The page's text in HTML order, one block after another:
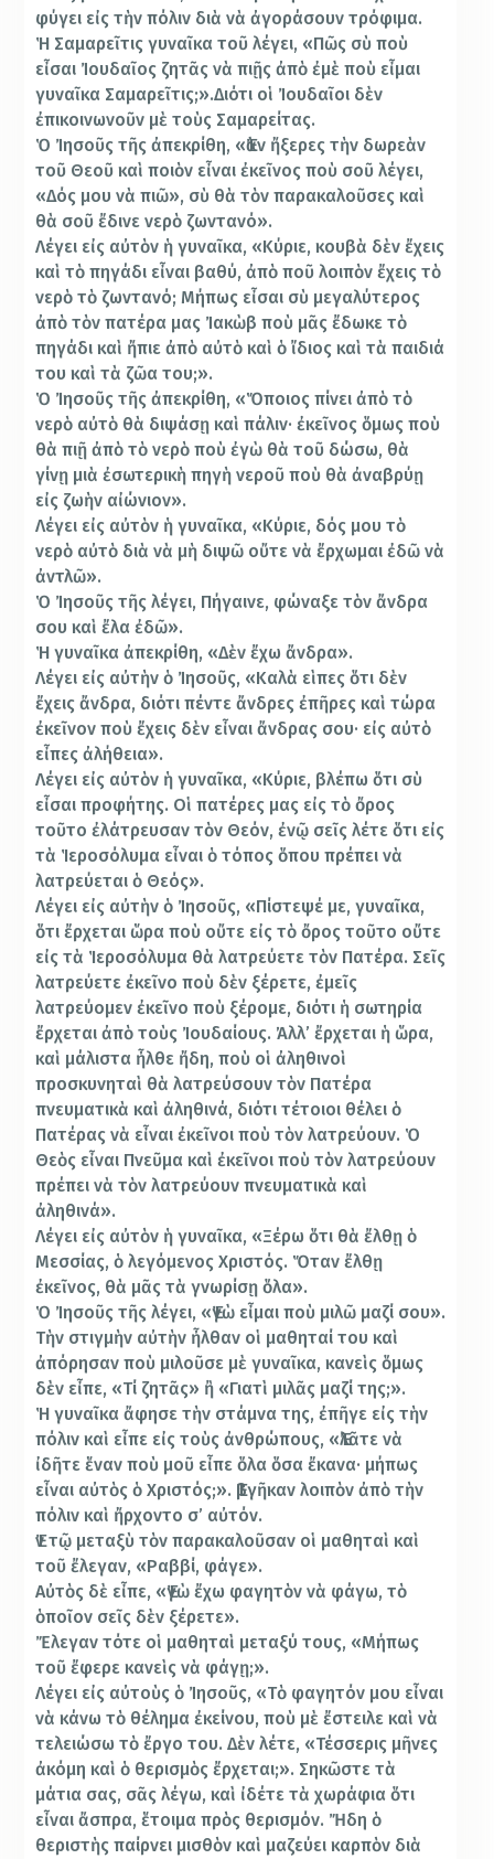
φύγει εἰς τὴν πόλιν διὰ νὰ ἀγοράσουν τρόφιμα.
Ἡ Σαμαρεῖτις γυναῖκα τοῦ λέγει, «Πῶς σὺ ποὺ
εἶσαι Ἰουδαῖος ζητᾶς νὰ πιῇς ἀπὸ ἐμὲ ποὺ εἶμαι
γυναῖκα Σαμαρεῖτις;».Διότι οἱ Ἰουδαῖοι δὲν
ἐπικοινωνοῦν μὲ τοὺς Σαμαρείτας.
Ὁ Ἰησοῦς τῆς ἀπεκρίθη, «Ἐὰν ἤξερες τὴν δωρεὰν
τοῦ Θεοῦ καὶ ποιὸν εἶναι ἐκεῖνος ποὺ σοῦ λέγει,
«Δός μου νὰ πιῶ», σὺ θὰ τὸν παρακαλοῦσες καὶ
θὰ σοῦ ἔδινε νερὸ ζωντανό».
Λέγει εἰς αὐτὸν ἡ γυναῖκα, «Κύριε, κουβὰ δὲν ἔχεις
καὶ τὸ πηγάδι εἶναι βαθύ, ἀπὸ ποῦ λοιπὸν ἔχεις τὸ
νερὸ τὸ ζωντανό; Μήπως εἶσαι σὺ μεγαλύτερος
ἀπὸ τὸν πατέρα μας Ἰακὼβ ποὺ μᾶς ἔδωκε τὸ
πηγάδι καὶ ἤπιε ἀπὸ αὐτὸ καὶ ὁ ἴδιος καὶ τὰ παιδιά
του καὶ τὰ ζῶα του;».
Ὁ Ἰησοῦς τῆς ἀπεκρίθη, «Ὅποιος πίνει ἀπὸ τὸ
νερὸ αὐτὸ θὰ διψάσῃ καὶ πάλιν· ἐκεῖνος ὅμως ποὺ
θὰ πιῇ ἀπὸ τὸ νερὸ ποὺ ἐγὼ θὰ τοῦ δώσω, θὰ
γίνῃ μιὰ ἐσωτερικὴ πηγὴ νεροῦ ποὺ θὰ ἀναβρύῃ
εἰς ζωὴν αἰώνιον».
Λέγει εἰς αὐτὸν ἡ γυναῖκα, «Κύριε, δός μου τὸ
νερὸ αὐτὸ διὰ νὰ μὴ διψῶ οὔτε νὰ ἔρχωμαι ἐδῶ νὰ
ἀντλῶ».
Ὁ Ἰησοῦς τῆς λέγει, Πήγαινε, φώναξε τὸν ἄνδρα
σου καὶ ἔλα ἐδῶ».
Ἡ γυναῖκα ἀπεκρίθη, «Δὲν ἔχω ἄνδρα».
Λέγει εἰς αὐτὴν ὁ Ἰησοῦς, «Καλὰ εὶπες ὅτι δὲν
ἔχεις ἄνδρα, διότι πέντε ἄνδρες ἐπῆρες καὶ τώρα
ἐκεῖνον ποὺ ἔχεις δὲν εἶναι ἄνδρας σου· εἰς αὐτὸ
εἶπες ἀλήθεια».
Λέγει εἰς αὐτὸν ἡ γυναῖκα, «Κύριε, βλέπω ὅτι σὺ
εἶσαι προφήτης. Οἱ πατέρες μας εἰς τὸ ὄρος
τοῦτο ἐλάτρευσαν τὸν Θεόν, ἐνῷ σεῖς λέτε ὅτι εἰς
τὰ Ἱεροσόλυμα εἶναι ὁ τόπος ὅπου πρέπει νὰ
λατρεύεται ὁ Θεός».
Λέγει εἰς αὐτὴν ὁ Ἰησοῦς, «Πίστεψέ με, γυναῖκα,
ὅτι ἔρχεται ὥρα ποὺ οὔτε εἰς τὸ ὄρος τοῦτο οὔτε
εἰς τὰ Ἱεροσόλυμα θὰ λατρεύετε τὸν Πατέρα. Σεῖς
λατρεύετε ἐκεῖνο ποὺ δὲν ξέρετε, ἐμεῖς
λατρεύομεν ἐκεῖνο ποὺ ξέρομε, διότι ἡ σωτηρία
ἔρχεται ἀπὸ τοὺς Ἰουδαίους. Ἀλλ’ ἔρχεται ἡ ὥρα,
καὶ μάλιστα ἦλθε ἤδη, ποὺ οἱ ἀληθινοὶ
προσκυνηταὶ θὰ λατρεύσουν τὸν Πατέρα
πνευματικὰ καὶ ἀληθινά, διότι τέτοιοι θέλει ὁ
Πατέρας νὰ εἶναι ἐκεῖνοι ποὺ τὸν λατρεύουν. Ὁ
Θεὸς εἶναι Πνεῦμα καὶ ἐκεῖνοι ποὺ τὸν λατρεύουν
πρέπει νὰ τὸν λατρεύουν πνευματικὰ καὶ
ἀληθινά».
Λέγει εἰς αὐτὸν ἡ γυναῖκα, «Ξέρω ὅτι θὰ ἔλθῃ ὁ
Μεσσίας, ὁ λεγόμενος Χριστός. Ὅταν ἔλθῃ
ἐκεῖνος, θὰ μᾶς τὰ γνωρίσῃ ὅλα».
Ὁ Ἰησοῦς τῆς λέγει, «Ἐγὼ εἶμαι ποὺ μιλῶ μαζί σου».
Τὴν στιγμὴν αὐτὴν ἦλθαν οἱ μαθηταί του καὶ
ἀπόρησαν ποὺ μιλοῦσε μὲ γυναῖκα, κανεὶς ὅμως
δὲν εἶπε, «Τί ζητᾶς» ἢ «Γιατὶ μιλᾶς μαζί της;».
Ἡ γυναῖκα ἄφησε τὴν στάμνα της, ἐπῆγε εἰς τὴν
πόλιν καὶ εἶπε εἰς τοὺς ἀνθρώπους, «Ἐλᾶτε νὰ
ἰδῆτε ἕναν ποὺ μοῦ εἶπε ὅλα ὅσα ἔκανα· μήπως
εἶναι αὐτὸς ὁ Χριστός;». Ἐβγῆκαν λοιπὸν ἀπὸ τὴν
πόλιν καὶ ἤρχοντο σ’ αὐτόν.
Ἐν τῷ μεταξὺ τὸν παρακαλοῦσαν οἱ μαθηταὶ καὶ
τοῦ ἔλεγαν, «Ραββί, φάγε».
Αὐτὸς δὲ εἶπε, «Ἐγὼ ἔχω φαγητὸν νὰ φάγω, τὸ
ὁποῖον σεῖς δὲν ξέρετε».
Ἔλεγαν τότε οἱ μαθηταὶ μεταξύ τους, «Μήπως
τοῦ ἔφερε κανεὶς νὰ φάγῃ;».
Λέγει εἰς αὐτοὺς ὁ Ἰησοῦς, «Τὸ φαγητόν μου εἶναι
νὰ κάνω τὸ θέλημα ἐκείνου, ποὺ μὲ ἔστειλε καὶ νὰ
τελειώσω τὸ ἔργο του. Δὲν λέτε, «Τέσσερις μῆνες
ἀκόμη καὶ ὁ θερισμὸς ἔρχεται;». Σηκῶστε τὰ
μάτια σας, σᾶς λέγω, καὶ ἰδέτε τὰ χωράφια ὅτι
εἶναι ἄσπρα, ἕτοιμα πρὸς θερισμόν. Ἤδη ὁ
θεριστὴς παίρνει μισθὸν καὶ μαζεύει καρπὸν διὰ